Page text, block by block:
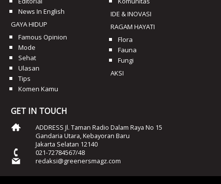
News In English
GAYA HIDUP
Famous Opinion
Mode
Sehat
Ulasan
Tips
Komen Kamu
IDE & INOVASI
RAGAM HAYATI
Flora
Fauna
Fungi
AKSI
GET IN TOUCH
ADDRESS Jl. Taman Radio Dalam Raya No 15
Gandaria Utara, Kebayoran Baru
Jakarta Selatan 12140
021-72784567/48
redaksi@greenersmagz.com